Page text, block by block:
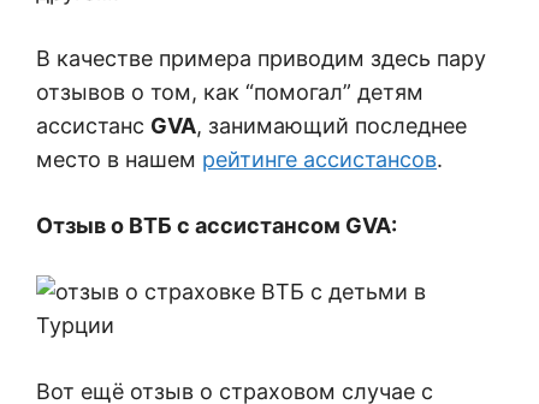
В качестве примера приводим здесь пару
отзывов о том, как “помогал” детям
ассистанс GVA, занимающий последнее
место в нашем рейтинге ассистансов.
Отзыв о ВТБ с ассистансом GVA:
Вот ещё отзыв о страховом случае с